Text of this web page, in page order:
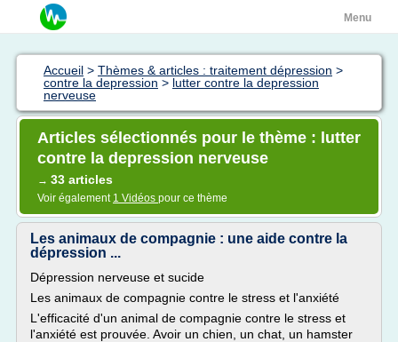
Menu
Accueil > Thèmes & articles : traitement dépression >
contre la depression > lutter contre la depression
nerveuse
Articles sélectionnés pour le thème : lutter
contre la depression nerveuse
→ 33 articles
Voir également 1 Vidéos pour ce thème
Les animaux de compagnie : une aide contre la
dépression ...
Dépression nerveuse et sucide
Les animaux de compagnie contre le stress et l'anxiété
L'efficacité d'un animal de compagnie contre le stress et
l'anxiété est prouvée. Avoir un chien, un chat, un hamster